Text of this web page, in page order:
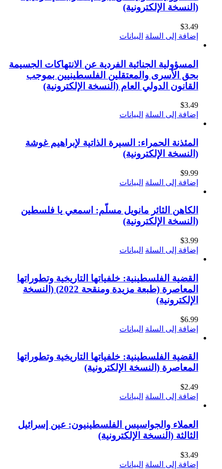
(النسخة الإلكترونية)
$3.49
إضافة إلى السلة البيانات
المسؤولية الجنائية الفردية عن الانتهاكات الجسيمة
بحق الأسرى والمعتقلين الفلسطينيين بموجب
القانون الدولي العام (النسخة الإلكترونية)
$3.49
إضافة إلى السلة البيانات
المئذنة الحمراء: السيرة الذاتية لإبراهيم غوشة
(النسخة الإلكترونية)
$9.99
إضافة إلى السلة البيانات
الكاهن الثائر مانويل مسلّم: اسمعي يا فلسطين
(النسخة الإلكترونية)
$3.99
إضافة إلى السلة البيانات
القضية الفلسطينية: خلفياتها التاريخية وتطوراتها
المعاصرة (طبعة مزيدة ومنقحة 2022) (النسخة
الإلكترونية)
$6.99
إضافة إلى السلة البيانات
القضية الفلسطينية: خلفياتها التاريخية وتطوراتها
المعاصرة (النسخة الإلكترونية)
$2.49
إضافة إلى السلة البيانات
العملاء والجواسيس الفلسطينيون: عين إسرائيل
الثالثة (النسخة الإلكترونية)
$3.49
إضافة إلى السلة البيانات